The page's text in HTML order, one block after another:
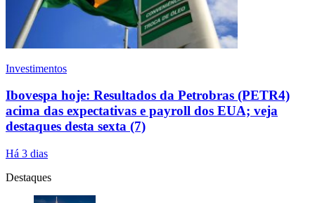
Investimentos
Ibovespa hoje: Resultados da Petrobras (PETR4)
acima das expectativas e payroll dos EUA; veja
destaques desta sexta (7)
Há 3 dias
Destaques